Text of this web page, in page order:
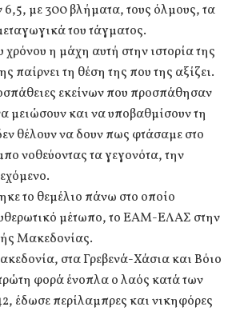
6,5, με 300 βλήματα, τους όλμους, τα
του τάγματος.
η μάχη αυτή στην ιστορία της
παίρνει τη θέση της που της αξίζει.
εκείνων που προσπάθησαν
μειώσουν και να υποβαθμίσουν τη
θέλουν να δουν πως φτάσαμε στο
νοθεύοντας τα γεγονότα, την
το θεμέλιο πάνω στο οποίο
μέτωπο, το ΕΑΜ-ΕΛΑΣ στην
Μακεδονίας.
στα Γρεβενά-Χάσια και Βόιο
φορά ένοπλα ο λαός κατά των
έδωσε περίλαμπρες και νικηφόρες